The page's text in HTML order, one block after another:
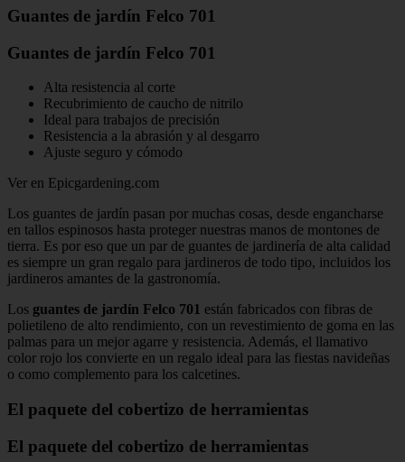
Guantes de jardín Felco 701
Guantes de jardín Felco 701
Alta resistencia al corte
Recubrimiento de caucho de nitrilo
Ideal para trabajos de precisión
Resistencia a la abrasión y al desgarro
Ajuste seguro y cómodo
Ver en Epicgardening.com
Los guantes de jardín pasan por muchas cosas, desde engancharse
en tallos espinosos hasta proteger nuestras manos de montones de
tierra. Es por eso que un par de guantes de jardinería de alta calidad
es siempre un gran regalo para jardineros de todo tipo, incluidos los
jardineros amantes de la gastronomía.
Los guantes de jardín Felco 701 están fabricados con fibras de
polietileno de alto rendimiento, con un revestimiento de goma en las
palmas para un mejor agarre y resistencia. Además, el llamativo
color rojo los convierte en un regalo ideal para las fiestas navideñas
o como complemento para los calcetines.
El paquete del cobertizo de herramientas
El paquete del cobertizo de herramientas